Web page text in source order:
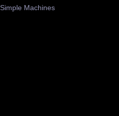
Simple Machines